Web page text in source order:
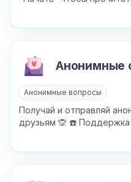
Анонимные
Анонимные вопросы
Получай и отправляй
друзьям 🙊 ☎️ Поддержка